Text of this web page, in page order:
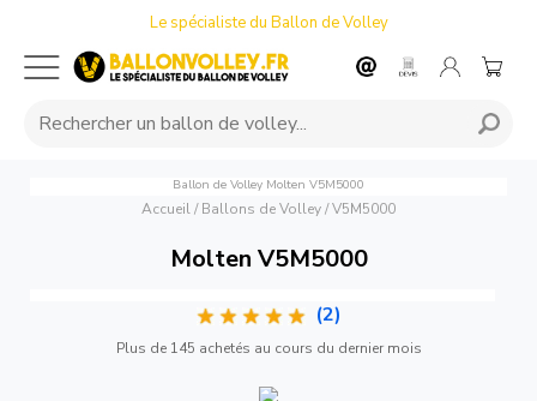
Le spécialiste du Ballon de Volley
Ballon de Volley Molten V5M5000
Accueil/ Ballons de Volley/V5M5000
Molten V5M5000
(2)
Plus de 145 achetés au cours du dernier mois